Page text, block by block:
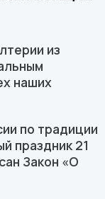
из
наших
по традиции
праздник 21
Закон «О